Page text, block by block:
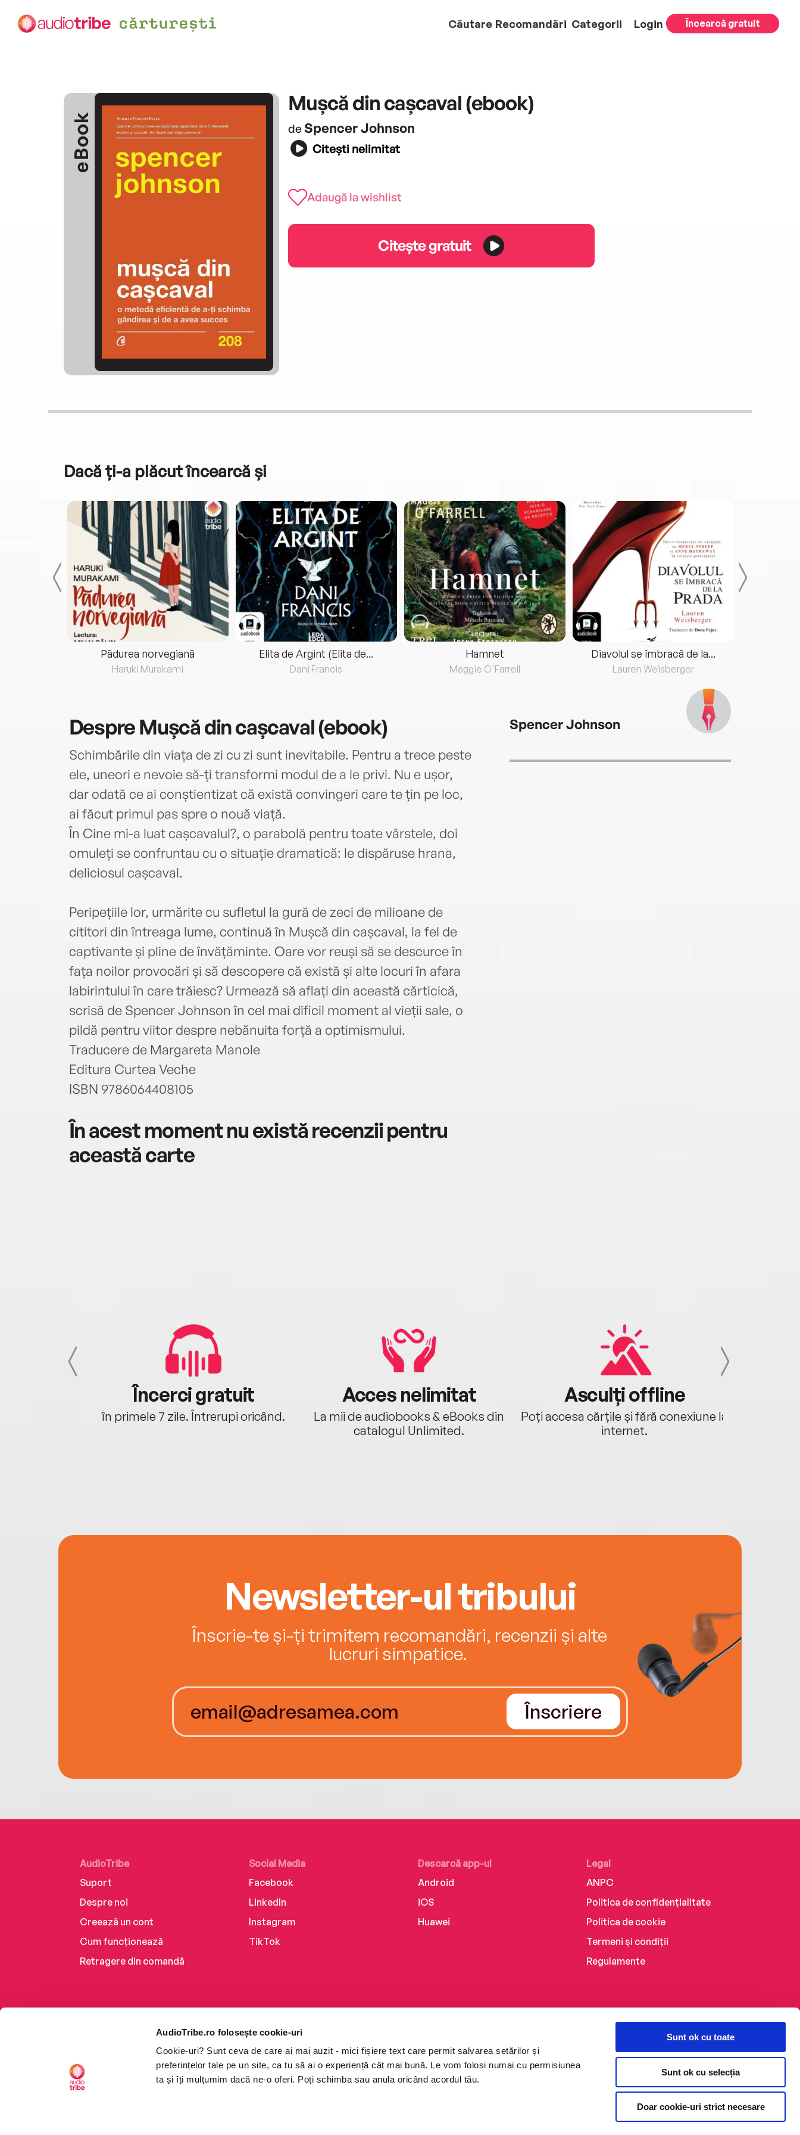
AudioTribe.ro folosește cookie-uri
Cookie-uri? Sunt ceva de care ai mai auzit - mici fișiere text care permit salvarea setărilor și
preferințelor tale pe un site, ca tu să ai o experiență cât mai bună. Le vom folosi numai cu permisiunea
ta și îți mulțumim dacă ne-o oferi. Poți schimba sau anula oricând acordul tău.
Sunt ok cu toate
Sunt ok cu selecția
Doar cookie-uri strict necesare
Căutare Recomandări Categorii Login Încearcă gratuit
eBook
Mușcă din cașcaval (ebook)
de Spencer Johnson
Citești nelimitat
Adaugă la wishlist
Citește gratuit
Dacă ți-a plăcut încearcă și
Pădurea norvegiană
Haruki Murakami
Elita de Argint (Elita de...
Dani Francis
Hamnet
Maggie O'Farrell
Diavolul se îmbracă de la...
Lauren Weisberger
DespreMușcă din cașcaval (ebook)
Schimbările din viața de zi cu zi sunt inevitabile. Pentru a trece peste
ele, uneori e nevoie să-ți transformi modul de a le privi. Nu e ușor,
dar odată ce ai conștientizat că există convingeri care te țin pe loc,
ai făcut primul pas spre o nouă viață.
În Cine mi-a luat cașcavalul?, o parabolă pentru toate vârstele, doi
omuleți se confruntau cu o situație dramatică: le dispăruse hrana,
deliciosul cașcaval.
Peripețiile lor, urmărite cu sufletul la gură de zeci de milioane de
cititori din întreaga lume, continuă în Mușcă din cașcaval, la fel de
captivante și pline de învățăminte. Oare vor reuși să se descurce în
fața noilor provocări și să descopere că există și alte locuri în afara
labirintului în care trăiesc? Urmează să aflați din această cărticică,
scrisă de Spencer Johnson în cel mai dificil moment al vieții sale, o
pildă pentru viitor despre nebănuita forță a optimismului.
Traducere de Margareta Manole
Editura Curtea Veche
ISBN 9786064408105
În acest moment nu există recenzii pentru
această carte
Spencer Johnson
Încerci gratuit
în primele 7 zile. Întrerupi oricând.
Acces nelimitat
La mii de audiobooks & eBooks din
catalogul Unlimited.
Asculți offline
Poți accesa cărțile și fără conexiune la
internet.
Newsletter-ul tribului
Înscrie-te și-ți trimitem recomandări, recenzii și alte
lucruri simpatice.
Înscriere
AudioTribe
Suport
Despre noi
Creează un cont
Cum funcționează
Retragere din comandă
Social Media
Facebook
LinkedIn
Instagram
TikTok
Descarcă app-ul
Android
iOS
Huawei
Legal
ANPC
Politica de confidențialitate
Politica de cookie
Termeni și condiții
Regulamente